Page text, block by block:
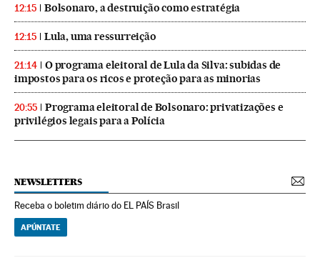
12:15 Bolsonaro, a destruição como estratégia
12:15 Lula, uma ressurreição
21:14
O programa eleitoral de Lula da Silva: subidas de
impostos para os ricos e proteção para as minorias
20:55
Programa eleitoral de Bolsonaro: privatizações e
privilégios legais para a Polícia
NEWSLETTERS
Receba o boletim diário do EL PAÍS Brasil
APÚNTATE